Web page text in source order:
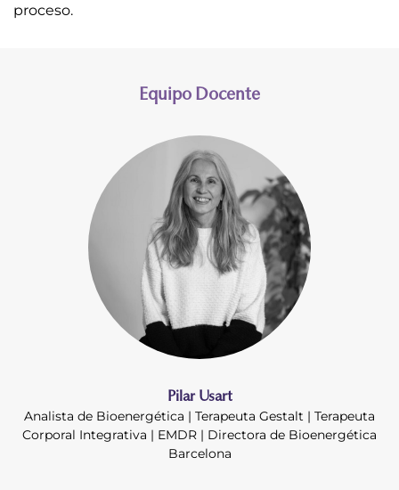
proceso.
Equipo Docente
Pilar Usart
Analista de Bioenergética | Terapeuta Gestalt | Terapeuta
Corporal Integrativa | EMDR | Directora de Bioenergética
Barcelona